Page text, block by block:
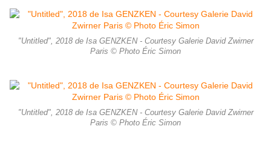
"Untitled", 2018 de Isa GENZKEN - Courtesy Galerie David Zwirner
Paris © Photo Éric Simon
"Untitled", 2018 de Isa GENZKEN - Courtesy Galerie David Zwirner
Paris © Photo Éric Simon